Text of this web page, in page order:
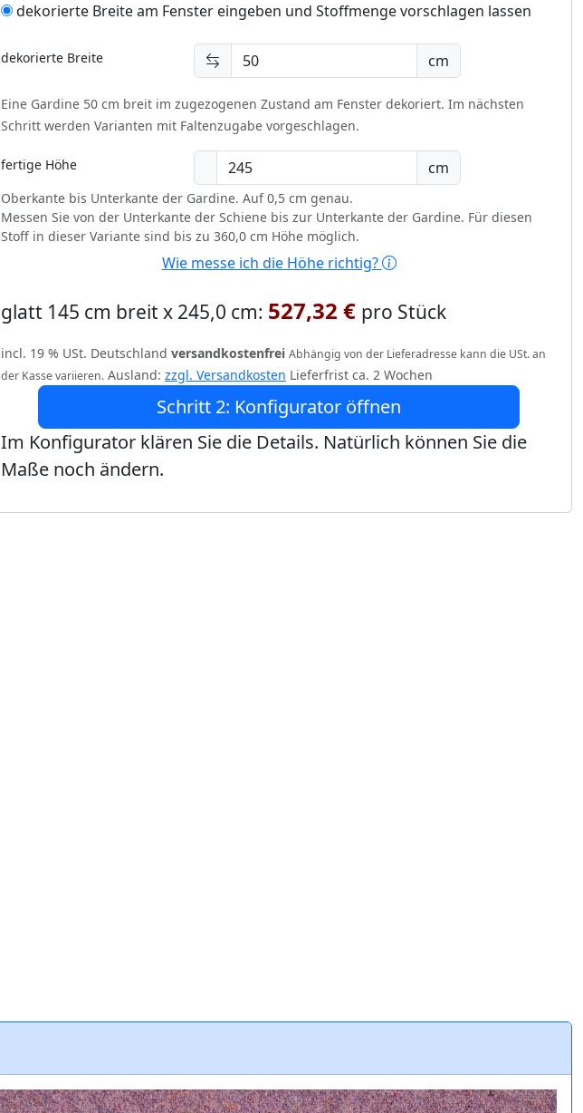
dekorierte Breite am Fenster eingeben und Stoffmenge vorschlagen lassen
dekorierte Breite cm
Eine Gardine 50 cm breit im zugezogenen Zustand am Fenster dekoriert. Im nächsten
Schritt werden Varianten mit Faltenzugabe vorgeschlagen.
fertige Höhe cm
Oberkante bis Unterkante der Gardine. Auf 0,5 cm genau.
Messen Sie von der Unterkante der Schiene bis zur Unterkante der Gardine. Für diesen
Stoff in dieser Variante sind bis zu 360,0 cm Höhe möglich.
Wie messe ich die Höhe richtig?
glatt 145 cm breit x 245,0 cm: 527,32 € pro Stück
incl. 19 % USt. Deutschland versandkostenfrei Abhängig von der Lieferadresse kann die USt. an
der Kasse variieren. Ausland: zzgl. Versandkosten Lieferfrist ca. 2 Wochen
Schritt 2: Konfigurator öffnen
Im Konfigurator klären Sie die Details. Natürlich können Sie die
Maße noch ändern.